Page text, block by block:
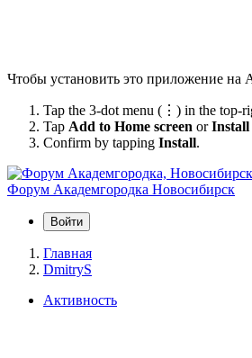
Чтобы установить это приложение на
Tap the 3-dot menu (⋮) in the top-
Tap Add to Home screen orInstall
Confirm by tapping Install.
Форум Академгородка Новосибирск
Войти
Главная
DmitryS
Активность